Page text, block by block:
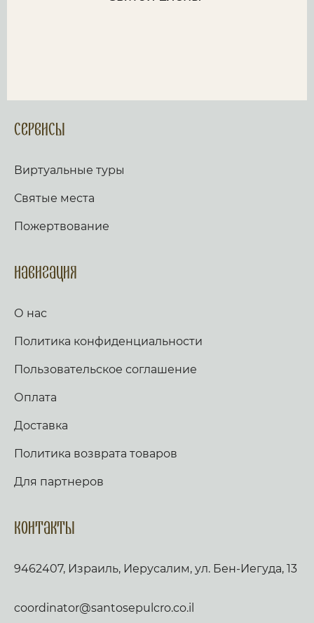
Сервисы
Виртуальные туры
Святые места
Пожертвование
Навигация
О нас
Политика конфиденциальности
Пользовательское соглашение
Оплата
Доставка
Политика возврата товаров
Для партнеров
Контакты
9462407, Израиль, Иерусалим, ул. Бен-Иегуда, 13
coordinator@santosepulcro.co.il